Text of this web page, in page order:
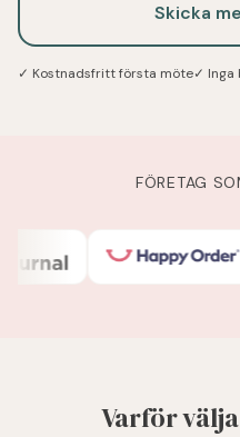
Skicka
✓ Kostnadsfritt första möte✓ Inga
FÖRETAG
Varför